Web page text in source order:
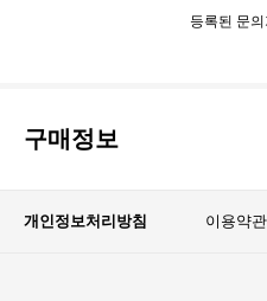
등록된 문
구매정보
개인정보처리방침 이용약관